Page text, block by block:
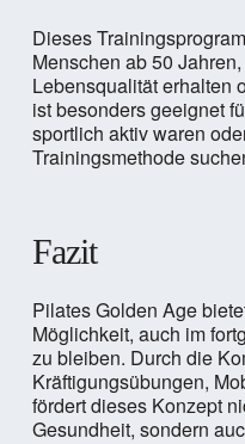
Dieses
Menschen ab 50
Lebensqualität erhalten
ist besonders geeignet
sportlich aktiv waren
Trainingsmethode
Fazit
Pilates Golden Age
Möglichkeit, auch im
zu bleiben. Durch die
Kräftigungsübungen,
fördert dieses Konzept
Gesundheit, sondern